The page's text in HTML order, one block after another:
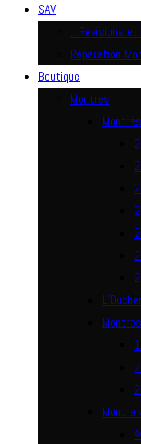
SAV
…Révisions et
Réparation
Boutique
Montres
Montre